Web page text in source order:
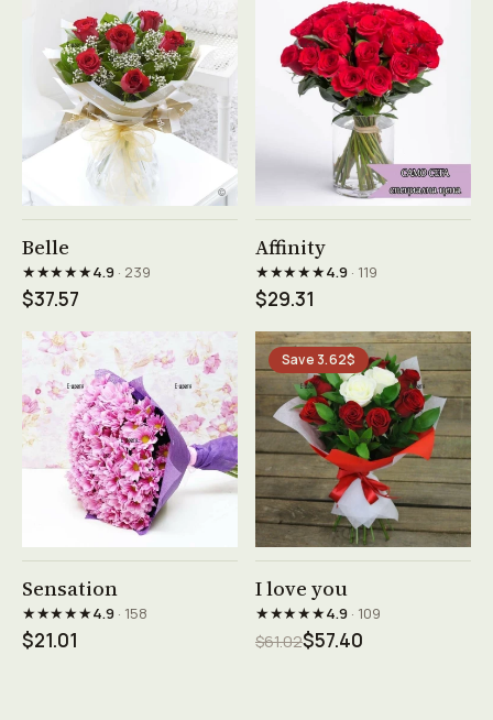
Belle
★★★★★4.9· 239
$37.57
Affinity
★★★★★4.9· 119
$29.31
Sensation
★★★★★4.9· 158
$21.01
Save 3.62$
I love you
★★★★★4.9· 109
$61.02$57.40